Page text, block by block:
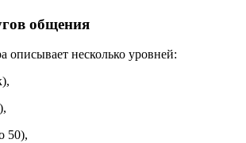
общения
описывает несколько уровней:
50),